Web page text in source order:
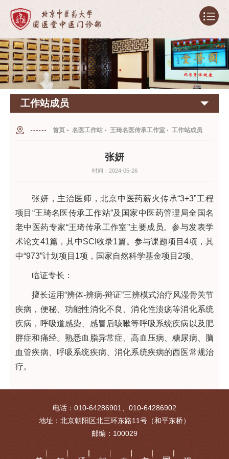
工作站成员
首页 名医工作站 王琦名医传承工作室 工作站成员
张妍
时间：2024-05-26
张妍，主治医师，北京中医药薪火传承“3+3”工程
项目“王琦名医传承工作站”及国家中医药管理局全国名
老中医药专家“王琦传承工作室”主要成员。参与发表学
术论文41篇，其中SCI收录1篇。参与课题项目4项，其
中“973”计划项目1项，国家自然科学基金项目2项。
临证专长：
擅长运用“辨体-辨病-辩证”三辨模式治疗风湿骨关节
疾病，便秘、功能性消化不良、消化性溃疡等消化系统
疾病，呼吸道感染、感冒后咳嗽等呼吸系统疾病以及肥
胖症和痛经。熟悉血脂异常症、高血压病、糖尿病、脑
血管疾病、呼吸系统疾病、消化系统疾病的西医常规治
疗。
电话：010-64286901、010-64286902
地址：北京朝阳区北三环东路11号（和平东桥）
邮编：100029